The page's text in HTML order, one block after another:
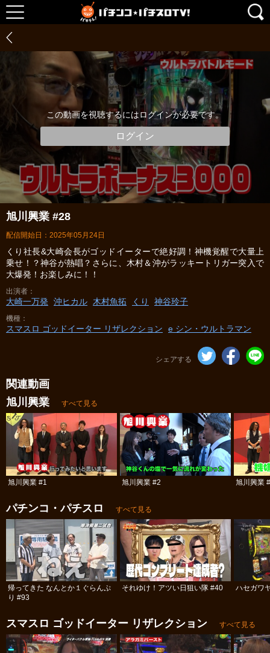
この動画を視聴するにはログインが必要です。
ログイン
旭川興業 #28
配信開始日：2025年05月24日
くり社長&大崎会長がゴッドイーターで絶好調！神機覚醒で大量上
乗せ！？神谷が熱唱？さらに、木村＆沖がラッキートリガー突入で
大爆発！お楽しみに！！
出演者
大崎一万発 沖ヒカル 木村魚拓 くり 神谷玲子
機種
スマスロ ゴッドイーター リザレクション e シン・ウルトラマン
シェアする
関連動画
旭川興業
すべて見る
旭川興業 #1 旭川興業 #2 旭川興業
パチンコ・パチスロ すべて見る
帰ってきた なんとか１ぐらんぷ
り #93
それゆけ！アツい日狙い隊 #40 ハセガワ
スマスロ ゴッドイーター リザレクション すべて見る